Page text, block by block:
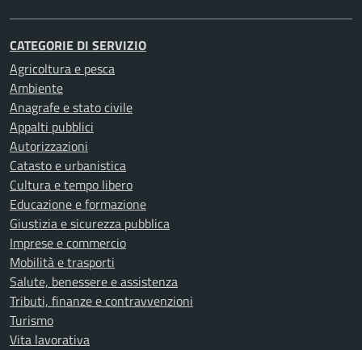
CATEGORIE DI SERVIZIO
Agricoltura e pesca
Ambiente
Anagrafe e stato civile
Appalti pubblici
Autorizzazioni
Catasto e urbanistica
Cultura e tempo libero
Educazione e formazione
Giustizia e sicurezza pubblica
Imprese e commercio
Mobilità e trasporti
Salute, benessere e assistenza
Tributi, finanze e contravvenzioni
Turismo
Vita lavorativa